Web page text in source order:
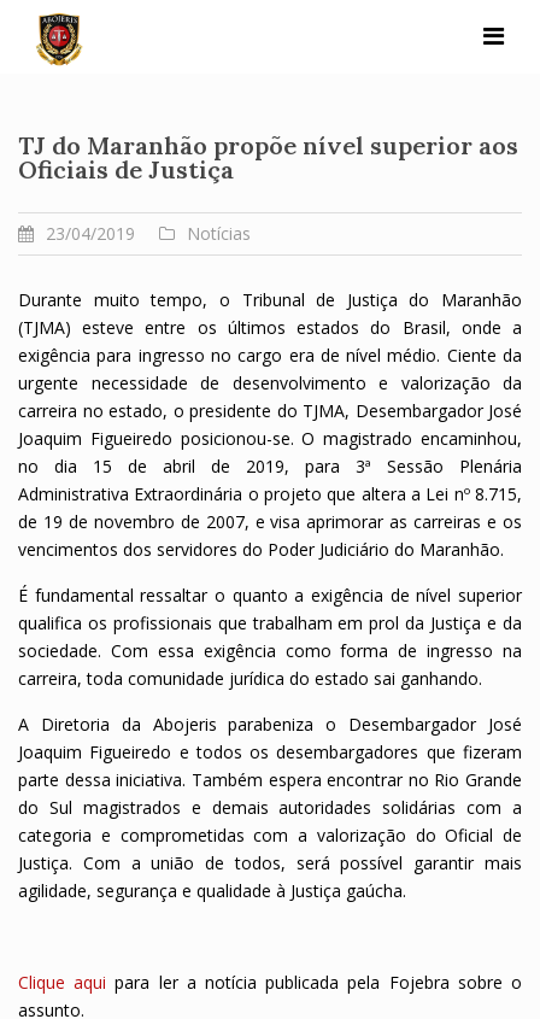
content
TJ do Maranhão propõe nível superior aos
Oficiais de Justiça
23/04/2019 Notícias
Durante muito tempo, o Tribunal de Justiça do Maranhão
(TJMA) esteve entre os últimos estados do Brasil, onde a
exigência para ingresso no cargo era de nível médio. Ciente da
urgente necessidade de desenvolvimento e valorização da
carreira no estado, o presidente do TJMA, Desembargador José
Joaquim Figueiredo posicionou-se. O magistrado encaminhou,
no dia 15 de abril de 2019, para 3ª Sessão Plenária
Administrativa Extraordinária o projeto que altera a Lei nº 8.715,
de 19 de novembro de 2007, e visa aprimorar as carreiras e os
vencimentos dos servidores do Poder Judiciário do Maranhão.
É fundamental ressaltar o quanto a exigência de nível superior
qualifica os profissionais que trabalham em prol da Justiça e da
sociedade. Com essa exigência como forma de ingresso na
carreira, toda comunidade jurídica do estado sai ganhando.
A Diretoria da Abojeris parabeniza o Desembargador José
Joaquim Figueiredo e todos os desembargadores que fizeram
parte dessa iniciativa. Também espera encontrar no Rio Grande
do Sul magistrados e demais autoridades solidárias com a
categoria e comprometidas com a valorização do Oficial de
Justiça. Com a união de todos, será possível garantir mais
agilidade, segurança e qualidade à Justiça gaúcha.
Clique aqui para ler a notícia publicada pela Fojebra sobre o
assunto.